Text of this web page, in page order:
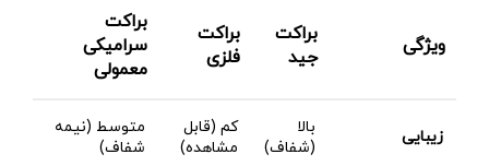
ویژگی
براکت
جید
براکت
فلزی
براکت
سرامیکی
معمولی
زیبایی
بالا
(شفاف)
کم (قابل
مشاهده)
متوسط (نیمه
شفاف)